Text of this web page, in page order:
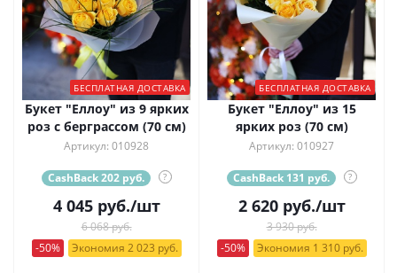
БЕСПЛАТНАЯ ДОСТАВКА
Букет "Еллоу" из 9 ярких
роз с берграссом (70 см)
Артикул: 010928
CashBack 202 руб. ?
4 045руб./шт
6 068 руб.
-50%
Экономия 2 023 руб.
БЕСПЛАТНАЯ ДОСТАВКА
Букет "Еллоу" из 15
ярких роз (70 см)
Артикул: 010927
CashBack 131 руб. ?
2 620руб./шт
3 930 руб.
-50%
Экономия 1 310 руб.